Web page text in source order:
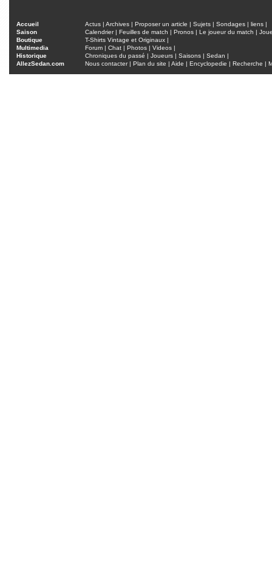
Accueil Actus | Archives | Proposer un article | Sujets | Sondages | liens |
Saison
Calendrier| Feuilles de match | Pronos | Le joueur du match |
Boutique
T-Shirts Vintage et Originaux |
Multimedia
Forum | Chat | Photos | Videos |
Historique
Chroniques du passé | Joueurs | Saisons | Sedan |
AllezSedan.com
Nous contacter| Plan du site | Aide | Encyclopedie | Recherche |